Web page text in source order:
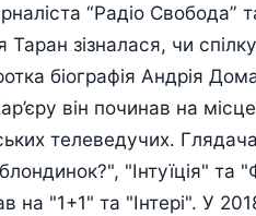
“Радіо Свобода”
Таран зізналася, чи
біографія Андрія
він починав на
телеведучих.
"Інтуїція" та
"1+1" та "Інтері". У